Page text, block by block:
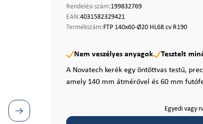
Rendelési szám:199832769
EAN:4031582329421
Termékszám:FTP 140x60-Ø20 HL68 cv R190
Nem veszélyes anyagok Tesztelt
A Novatech kerék egy öntöttvas testű,
amely 140 mm átmérővel és 60 mm
Egyedi vagy